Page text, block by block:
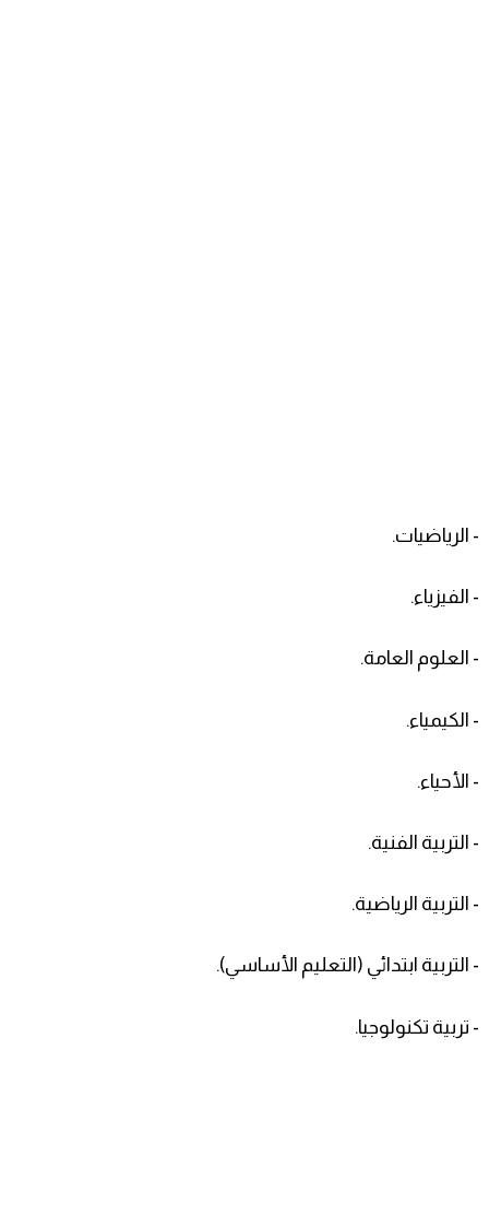
- الرياضيات.
- الفيزياء.
- العلوم العامة.
- الكيمياء.
- الأحياء.
- التربية الفنية.
- التربية الرياضية.
- التربية ابتدائي (التعليم الأساسي).
- تربية تكنولوجيا.